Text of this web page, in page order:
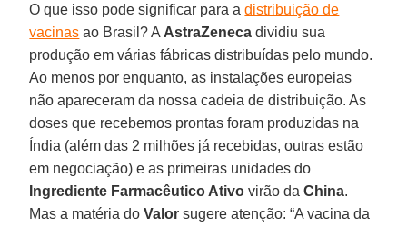
O que isso pode significar para adistribuição de
vacinas ao Brasil? A AstraZeneca dividiu sua
produção em várias fábricas distribuídas pelo mundo.
Ao menos por enquanto, as instalações europeias
não apareceram da nossa cadeia de distribuição. As
doses que recebemos prontas foram produzidas na
Índia (além das 2 milhões já recebidas, outras estão
em negociação) e as primeiras unidades do
Ingrediente Farmacêutico Ativo virão daChina.
Mas a matéria doValor sugere atenção: “A vacina da